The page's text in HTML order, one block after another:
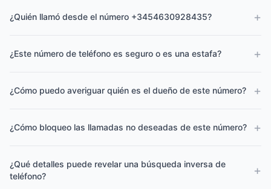
¿Quién llamó desde el número +3454630928435? +
¿Este número de teléfono es seguro o es una estafa? +
¿Cómo puedo averiguar quién es el dueño de este número? +
¿Cómo bloqueo las llamadas no deseadas de este número? +
¿Qué detalles puede revelar una búsqueda inversa de
teléfono?
+